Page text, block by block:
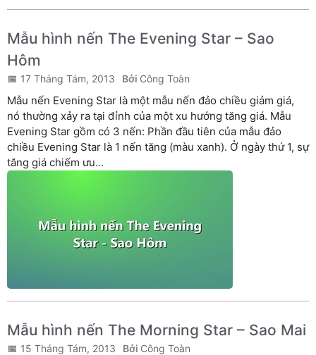
Mẫu hình nến The Evening Star – Sao
Hôm
17 Tháng Tám, 2013 Công Toàn
Mẫu nến Evening Star là một mẫu nến đảo chiều giảm giá,
nó thường xảy ra tại đỉnh của một xu hướng tăng giá. Mẫu
Evening Star gồm có 3 nến: Phần đầu tiên của mẫu đảo
chiều Evening Star là 1 nến tăng (màu xanh). Ở ngày thứ 1, sự
tăng giá chiếm ưu...
Mẫu hình nến The Morning Star – Sao Mai
15 Tháng Tám, 2013 Công Toàn